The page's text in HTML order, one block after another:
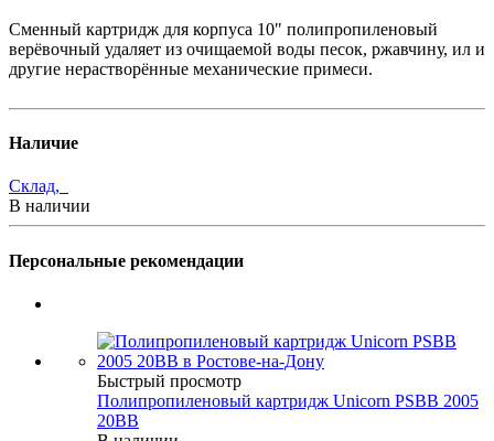
Сменный картридж для корпуса 10" полипропиленовый
верёвочный удаляет из очищаемой воды песок, ржавчину, ил и
другие нерастворённые механические примеси.
Наличие
Склад,
В наличии
Персональные рекомендации
Быстрый просмотр
Полипропиленовый картридж Unicorn PSBB 2005
20BB